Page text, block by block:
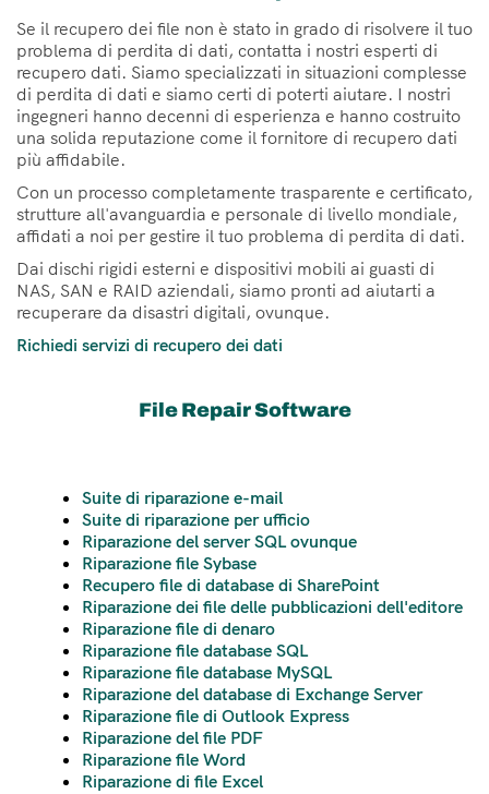
Se il recupero dei file non è stato in grado di risolvere il tuo
problema di perdita di dati, contatta i nostri esperti di
recupero dati. Siamo specializzati in situazioni complesse
di perdita di dati e siamo certi di poterti aiutare. I nostri
ingegneri hanno decenni di esperienza e hanno costruito
una solida reputazione come il fornitore di recupero dati
più affidabile.
Con un processo completamente trasparente e certificato,
strutture all'avanguardia e personale di livello mondiale,
affidati a noi per gestire il tuo problema di perdita di dati.
Dai dischi rigidi esterni e dispositivi mobili ai guasti di
NAS, SAN e RAID aziendali, siamo pronti ad aiutarti a
recuperare da disastri digitali, ovunque.
Richiedi servizi di recupero dei dati
File Repair Software
Suite di riparazione e-mail
Suite di riparazione per ufficio
Riparazione del server SQL ovunque
Riparazione file Sybase
Recupero file di database di SharePoint
Riparazione dei file delle pubblicazioni dell'editore
Riparazione file di denaro
Riparazione file database SQL
Riparazione file database MySQL
Riparazione del database di Exchange Server
Riparazione file di Outlook Express
Riparazione del file PDF
Riparazione file Word
Riparazione di file Excel